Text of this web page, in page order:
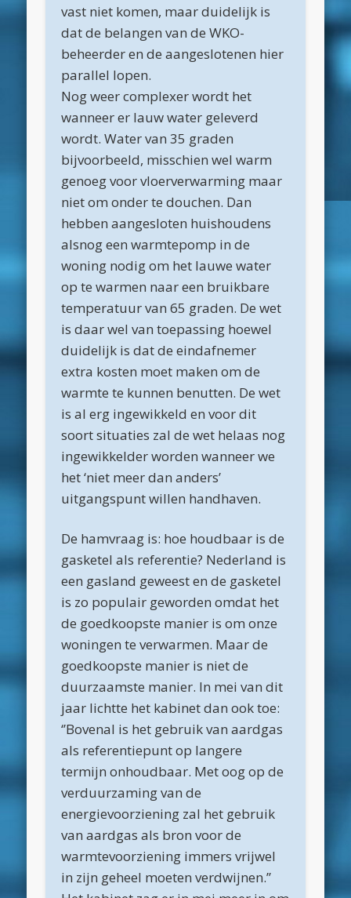
februari 2019
januari 2019
december 2018
oktober 2018
september 2018
augustus 2018
juli 2018
juni 2018
april 2018
maart 2018
januari 2018
december 2017
november 2017
oktober 2017
september 2017
augustus 2017
juni 2017
april 2017
maart 2017
februari 2017
oktober 2016
september 2016
augustus 2016
juni 2016
mei 2016
april 2016
maart 2016
februari 2016
vast niet komen, maar duidelijk is
dat de belangen van de WKO-
beheerder en de aangeslotenen hier
parallel lopen.
Nog weer complexer wordt het
wanneer er lauw water geleverd
wordt. Water van 35 graden
bijvoorbeeld, misschien wel warm
genoeg voor vloerverwarming maar
niet om onder te douchen. Dan
hebben aangesloten huishoudens
alsnog een warmtepomp in de
woning nodig om het lauwe water
op te warmen naar een bruikbare
temperatuur van 65 graden. De wet
is daar wel van toepassing hoewel
duidelijk is dat de eindafnemer
extra kosten moet maken om de
warmte te kunnen benutten. De wet
is al erg ingewikkeld en voor dit
soort situaties zal de wet helaas nog
ingewikkelder worden wanneer we
het ‘niet meer dan anders’
uitgangspunt willen handhaven.
De hamvraag is: hoe houdbaar is de
gasketel als referentie? Nederland is
een gasland geweest en de gasketel
is zo populair geworden omdat het
de goedkoopste manier is om onze
woningen te verwarmen. Maar de
goedkoopste manier is niet de
duurzaamste manier. In mei van dit
jaar lichtte het kabinet dan ook toe:
‘’Bovenal is het gebruik van aardgas
als referentiepunt op langere
termijn onhoudbaar. Met oog op de
verduurzaming van de
energievoorziening zal het gebruik
van aardgas als bron voor de
warmtevoorziening immers vrijwel
in zijn geheel moeten verdwijnen.’’